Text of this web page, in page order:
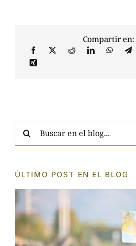
Compartir en:
for:
ÚLTIMO POST EN EL BLOG